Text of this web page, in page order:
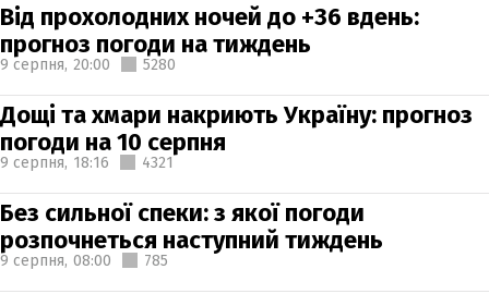
Від прохолодних ночей до +36 вдень:
прогноз погоди на тиждень
9 серпня, 20:00 5280
Дощі та хмари накриють Україну: прогноз
погоди на 10 серпня
9 серпня, 18:16 4321
Без сильної спеки: з якої погоди
розпочнеться наступний тиждень
9 серпня, 08:00 785